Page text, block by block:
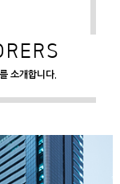
소개합니다.